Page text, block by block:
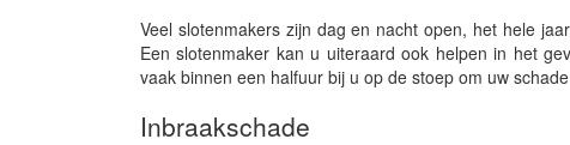
Veel slotenmakers zijn dag en nacht open, het hele
Een slotenmaker kan u uiteraard ook helpen in het
vaak binnen een halfuur bij u op de stoep om uw
Inbraakschade